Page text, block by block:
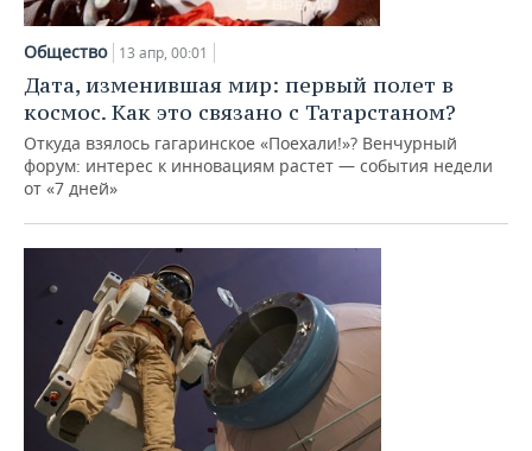
Общество 13 апр, 00:01
Дата, изменившая мир: первый полет в
космос. Как это связано с Татарстаном?
Откуда взялось гагаринское «Поехали!»? Венчурный
форум: интерес к инновациям растет — события недели
от «7 дней»